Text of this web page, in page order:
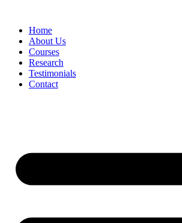
contentHome
About Us
Courses
Research
Testimonials
Contact